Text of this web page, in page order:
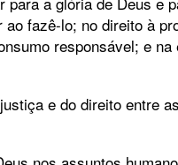
fazê-lo; no direito à
responsável; e na
e do direito entre